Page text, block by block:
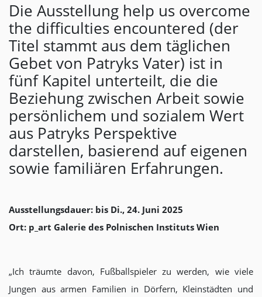
Die Ausstellung help us overcome
the difficulties encountered (der
Titel stammt aus dem täglichen
Gebet von Patryks Vater) ist in
fünf Kapitel unterteilt, die die
Beziehung zwischen Arbeit sowie
persönlichem und sozialem Wert
aus Patryks Perspektive
darstellen, basierend auf eigenen
sowie familiären Erfahrungen.
Ausstellungsdauer: bis Di., 24. Juni 2025
Ort: p_art Galerie des Polnischen Instituts Wien
„Ich träumte davon, Fußballspieler zu werden, wie viele
Jungen aus armen Familien in Dörfern, Kleinstädten und